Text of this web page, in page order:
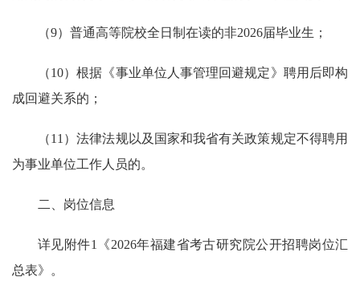
（9）普通高等院校全日制在读的非2026届毕业生；
（10）根据《事业单位人事管理回避规定》聘用后即构
成回避关系的；
（11）法律法规以及国家和我省有关政策规定不得聘用
为事业单位工作人员的。
二、岗位信息
详见附件1《2026年福建省考古研究院公开招聘岗位汇
总表》。